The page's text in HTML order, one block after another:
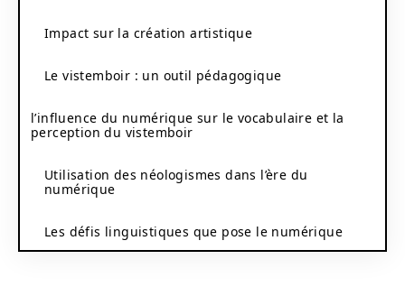
Impact sur la création artistique
Le vistemboir : un outil pédagogique
l’influence du numérique sur le vocabulaire et la
perception du vistemboir
Utilisation des néologismes dans l’ère du
numérique
Les défis linguistiques que pose le numérique